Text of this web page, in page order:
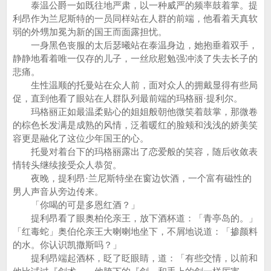
泰温公爵一如既往地严肃，以一种威严的频率鼓着掌。提
利昂作为兰尼斯特的一员同样站在人群的前端，他看着天真软
弱的外甥加冕为新的国王而面露担忧。
一身黑色丧服的太后瑟曦站在泰温身边，她抱垂着双手，
静静地看着唯一仅存的儿子，一丝欣慰勉强冲淡了失去长子的
悲痛。
生性温顺的托曼站在众人前，面对众人的拥戴显得有些局
促，直到他看了眼站在人群队列最前端的玛格丽·提利尔。
玛格丽正如最温柔贴心的姐姐般朝他微笑着鼓掌，那微卷
的棕色长发满是成熟的风情，泛着暖红的脸颊和浅浅的娇美笑
容更是融化了这位少年国王的心。
托曼对着台下的玛格丽露出了恋爱般的笑容，随后收敛表
情转头继续接受众人恭贺。
夜晚，提利昂·兰尼斯特坐在窗边饮酒，一个富有磁性的
男人声音从旁边传来。
「你喝的可是多恩红酒？」
提利昂看了眼奥柏伦亲王，放下酒杯道：「青亭岛的。」
「红毒蛇」奥伯伦亲王大喇喇地坐下，不屑地说道：「掺颜料
的水。你认识凯撒斯吗？」
提利昂端起酒杯，眨了眨眼睛，道：「有些交情，以前和